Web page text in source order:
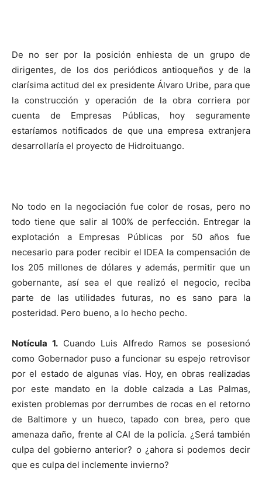
De no ser por la posición enhiesta de un grupo de
dirigentes, de los dos periódicos antioqueños y de la
clarísima actitud del ex presidente Álvaro Uribe, para que
la construcción y operación de la obra corriera por
cuenta de Empresas Públicas, hoy seguramente
estaríamos notificados de que una empresa extranjera
desarrollaría el proyecto de Hidroituango.
No todo en la negociación fue color de rosas, pero no
todo tiene que salir al 100% de perfección. Entregar la
explotación a Empresas Públicas por 50 años fue
necesario para poder recibir el IDEA la compensación de
los 205 millones de dólares y además, permitir que un
gobernante, así sea el que realizó el negocio, reciba
parte de las utilidades futuras, no es sano para la
posteridad. Pero bueno, a lo hecho pecho.
Notícula 1. Cuando Luis Alfredo Ramos se posesionó
como Gobernador puso a funcionar su espejo retrovisor
por el estado de algunas vías. Hoy, en obras realizadas
por este mandato en la doble calzada a Las Palmas,
existen problemas por derrumbes de rocas en el retorno
de Baltimore y un hueco, tapado con brea, pero que
amenaza daño, frente al CAI de la policía. ¿Será también
culpa del gobierno anterior? o ¿ahora si podemos decir
que es culpa del inclemente invierno?